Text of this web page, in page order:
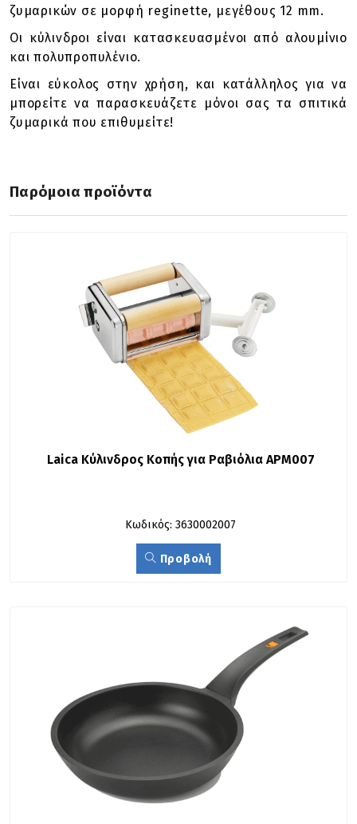
ζυμαρικών σε μορφή reginette, μεγέθους 12 mm.
Οι κύλινδροι είναι κατασκευασμένοι από αλουμίνιο
και πολυπροπυλένιο.
Είναι εύκολος στην χρήση, και κατάλληλος για να
μπορείτε να παρασκευάζετε μόνοι σας τα σπιτικά
ζυμαρικά που επιθυμείτε!
Παρόμοια προϊόντα
Laica Κύλινδρος Κοπής για Ραβιόλια APM007
Κωδικός: 3630002007
Προβολή